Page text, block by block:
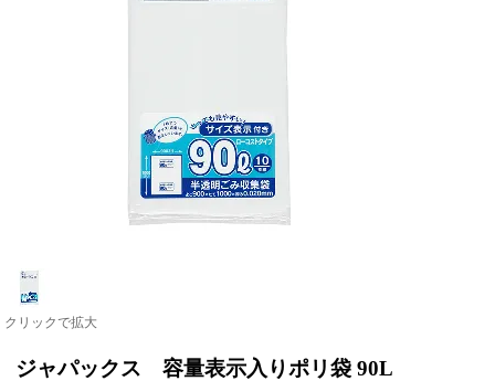
クリックで拡大
ジャパックス 容量表示入りポリ袋 90L